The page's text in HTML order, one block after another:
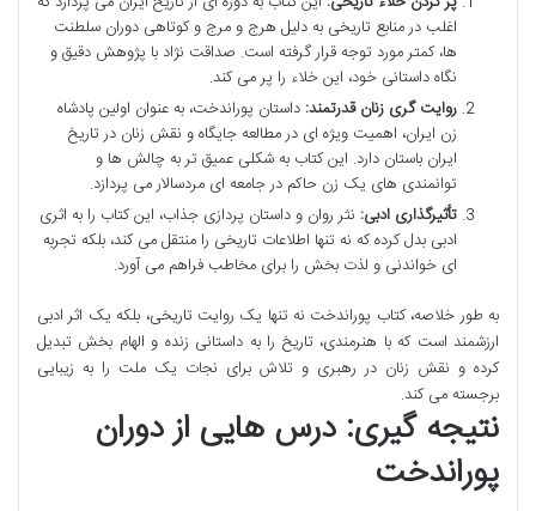
اغلب در منابع تاریخی به دلیل هرج و مرج و کوتاهی دوران سلطنت
ها، کمتر مورد توجه قرار گرفته است. صداقت نژاد با پژوهش دقیق و
نگاه داستانی خود، این خلاء را پر می کند.
روایت گری زنان قدرتمند: داستان پوراندخت، به عنوان اولین پادشاه
زن ایران، اهمیت ویژه ای در مطالعه جایگاه و نقش زنان در تاریخ
ایران باستان دارد. این کتاب به شکلی عمیق تر به چالش ها و
توانمندی های یک زن حاکم در جامعه ای مردسالار می پردازد.
تأثیرگذاری ادبی: نثر روان و داستان پردازی جذاب، این کتاب را به اثری
ادبی بدل کرده که نه تنها اطلاعات تاریخی را منتقل می کند، بلکه تجربه
ای خواندنی و لذت بخش را برای مخاطب فراهم می آورد.
به طور خلاصه، کتاب پوراندخت نه تنها یک روایت تاریخی، بلکه یک اثر ادبی
ارزشمند است که با هنرمندی، تاریخ را به داستانی زنده و الهام بخش تبدیل
کرده و نقش زنان در رهبری و تلاش برای نجات یک ملت را به زیبایی
برجسته می کند.
نتیجه گیری: درس هایی از دوران
پوراندخت